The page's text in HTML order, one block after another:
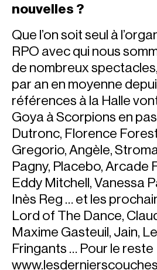
nouvelles ?
Que l’on soit seul à
RPO avec qui nous
de nombreux
par an en moyenne
références à la Halle
Goya à Scorpions en
Dutronc, Florence
Gregorio, Angèle,
Pagny, Placebo, Arcade
Eddy Mitchell, Vanessa
Inès Reg … et les
Lord of The Dance,
Maxime Gasteuil, Jain,
Fringants … Pour le reste